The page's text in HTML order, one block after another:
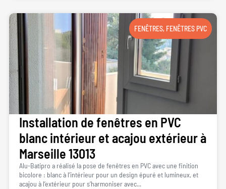
FENÊTRES, FENÊTRES PVC
Installation de fenêtres en PVC
blanc intérieur et acajou extérieur à
Marseille 13013
Alu-Batipro a réalisé la pose de fenêtres en PVC avec une finition
bicolore : blanc à l’intérieur pour un design épuré et lumineux, et
acajou à l’extérieur pour s’harmoniser avec...